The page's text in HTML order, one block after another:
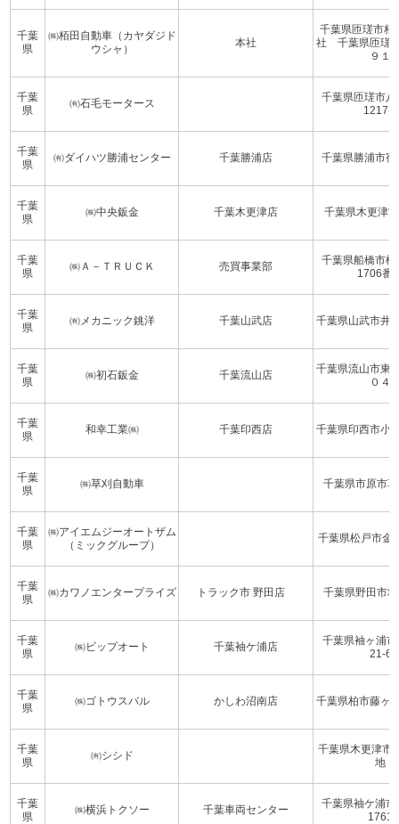
千葉
県
㈱栢田自動車（カヤダジド
ウシャ）
本社
千葉県匝瑳市栢
社 千葉県匝瑳
９１
千葉
県
㈲石毛モータース
千葉県匝瑳市
1217-3
千葉
県
㈲ダイハツ勝浦センター 千葉勝浦店 千葉県勝浦市
千葉
県
㈱中央鈑金 千葉木更津店 千葉県木更津
千葉
県
㈱Ａ－ＴＲＵＣＫ 売買事業部
千葉県船橋市
1706番
千葉
県
㈲メカニック銚洋 千葉山武店 千葉県山武市井
千葉
県
㈱初石鈑金 千葉流山店
千葉県流山市東
０４
千葉
県
和幸工業㈱ 千葉印西店 千葉県印西市小
千葉
県
㈱草刈自動車 千葉県市原市
千葉
県
㈱アイエムジーオートザム
（ミックグループ）
千葉県松戸市金
千葉
県
㈱カワノエンタープライズ トラック市 野田店 千葉県野田市
千葉
県
㈱ビップオート 千葉袖ケ浦店
千葉県袖ヶ浦
21-6
千葉
県
㈱ゴトウスバル かしわ沼南店 千葉県柏市藤ヶ
千葉
県
㈲シシド
千葉県木更津市
地
千葉
県
㈱横浜トクソー 千葉車両センター
千葉県袖ケ浦
1761